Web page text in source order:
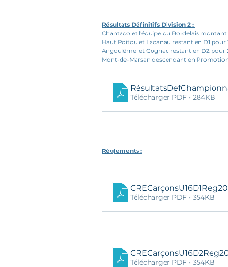
Résultats Définitifs Division 2 :
Chantaco et l'équipe du Bordelais montant
Haut Poitou et Lacanau restant en D1 pour
Angoulême  et Cognac restant en D2 pour
Mont-de-Marsan descendant en
Télécharger PDF • 284KB
Règlements :
Télécharger PDF • 354KB
Télécharger PDF • 354KB